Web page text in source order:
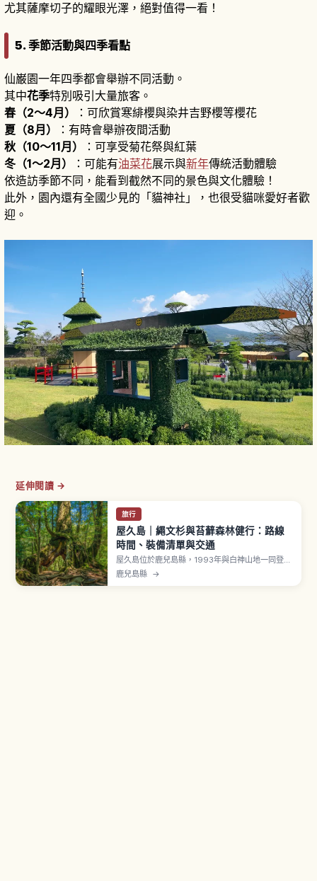
尤其薩摩切子的耀眼光澤，絕對值得一看！
5. 季節活動與四季看點
仙巌園一年四季都會舉辦不同活動。
其中花季特別吸引大量旅客。
春（2〜4月）
：可欣賞寒緋櫻與染井吉野櫻等櫻花
夏（8月）
：有時會舉辦夜間活動
秋（10〜11月）
：可享受菊花祭與紅葉
冬（1〜2月）
：可能有油菜花展示與新年傳統活動體驗
依造訪季節不同，能看到截然不同的景色與文化體驗！
此外，園內還有全國少見的「貓神社」，也很受貓咪愛好者歡
迎。
延伸閱讀 →
旅行
屋久島｜繩文杉與苔蘚森林健行：路線
時間、裝備清單與交通
屋久島位於鹿兒島縣，1993年與白神山地一同登錄
UNESCO世界自然遺產。「一個月有35天都在下
鹿兒島縣 →